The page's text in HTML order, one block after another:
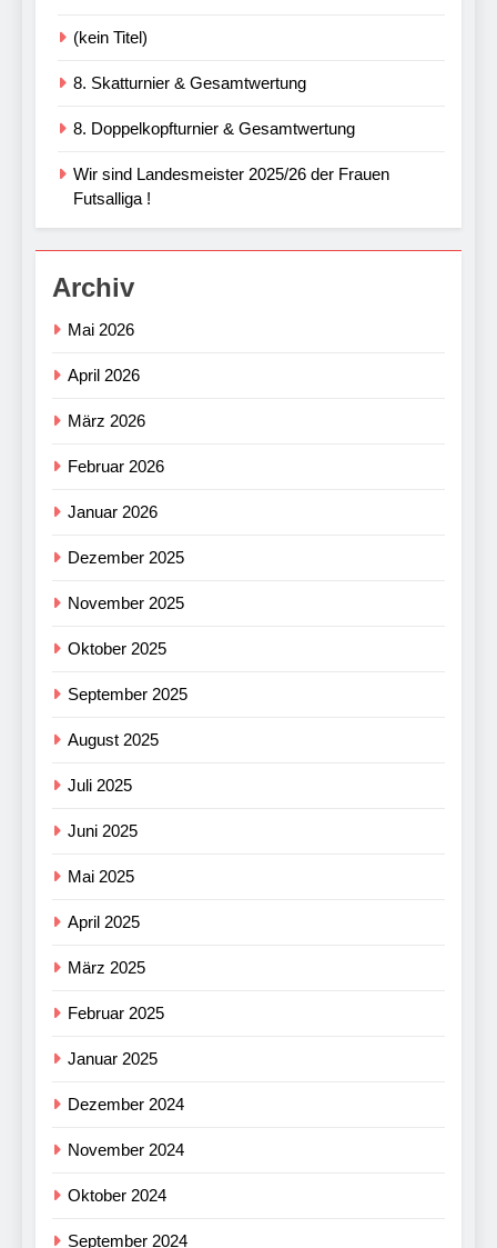
(kein Titel)
8. Skatturnier & Gesamtwertung
8. Doppelkopfturnier & Gesamtwertung
Wir sind Landesmeister 2025/26 der Frauen
Futsalliga !
Archiv
Mai 2026
April 2026
März 2026
Februar 2026
Januar 2026
Dezember 2025
November 2025
Oktober 2025
September 2025
August 2025
Juli 2025
Juni 2025
Mai 2025
April 2025
März 2025
Februar 2025
Januar 2025
Dezember 2024
November 2024
Oktober 2024
September 2024